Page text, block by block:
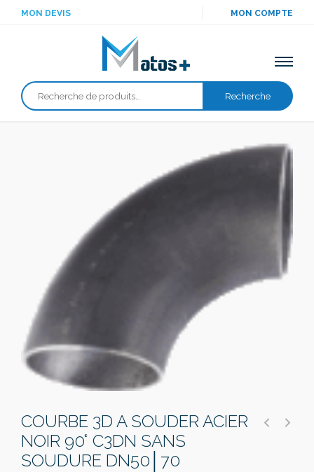
MON DEVIS MON COMPTE
Recherche
Recherche
COURBE 3D A SOUDER ACIER
NOIR 90° C3DN SANS
SOUDURE DN50│70